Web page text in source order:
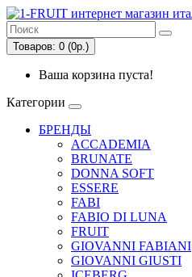
Товаров: 0 (0р.)
Ваша корзина пуста!
Категории
БРЕНДЫ
ACCADEMIA
BRUNATE
DONNA SOFT
ESSERE
FABI
FABIO DI LUNA
FRUIT
GIOVANNI FABIANI
GIOVANNI GIUSTI